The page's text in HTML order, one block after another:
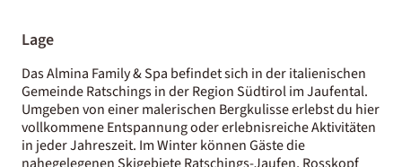
Lage
Das Almina Family & Spa befindet sich in der italienischen
Gemeinde Ratschings in der Region Südtirol im Jaufental.
Umgeben von einer malerischen Bergkulisse erlebst du hier
vollkommene Entspannung oder erlebnisreiche Aktivitäten
in jeder Jahreszeit. Im Winter können Gäste die